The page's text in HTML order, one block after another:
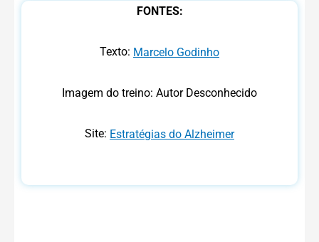
FONTES:
Texto: Marcelo Godinho
Imagem do treino: Autor Desconhecido
Site: Estratégias do Alzheimer